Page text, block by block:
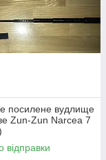
посилене вудлище
Zun-Zun Narcea 7
відправки